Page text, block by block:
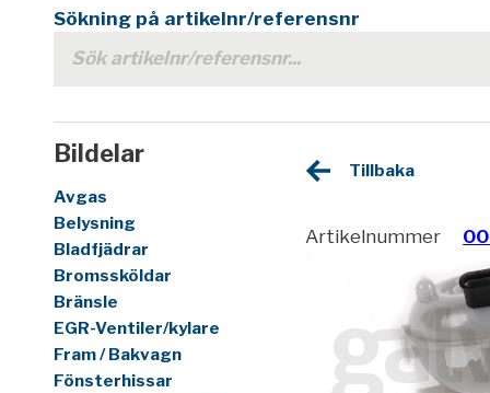
Sökning på artikelnr/referensnr
Bildelar
Avgas
Belysning
Bladfjädrar
Bromssköldar
Bränsle
EGR-Ventiler/kylare
Fram / Bakvagn
Fönsterhissar
Tillbaka
Artikelnummer